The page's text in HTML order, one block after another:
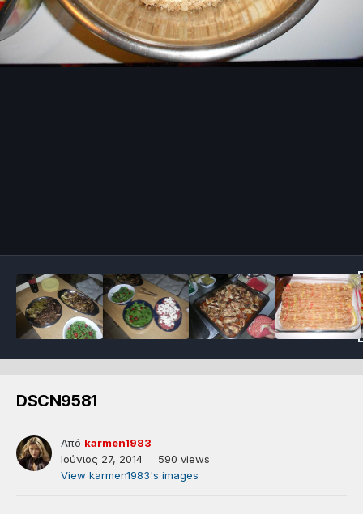
DSCN9581
Από karmen1983
Ιούνιος 27, 2014
590 views
View karmen1983's images